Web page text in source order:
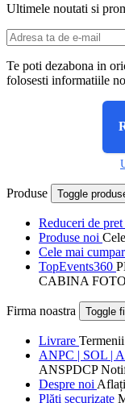
Ultimele noutati si
Te poti dezabona in
folosesti informatiile
Produse Toggle
Reduceri de pret
Produse noi
Cele mai
TopEvents360
CABINA
Firma noastra Toggle
Livrare
ANPC | SOL |
ANSPDCP
Despre noi
Plăți securizate